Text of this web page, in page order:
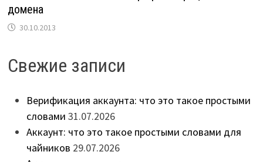
домена
30.10.2013
Свежие записи
Верификация аккаунта: что это такое простыми
словами 31.07.2026
Аккаунт: что это такое простыми словами для
чайников 29.07.2026